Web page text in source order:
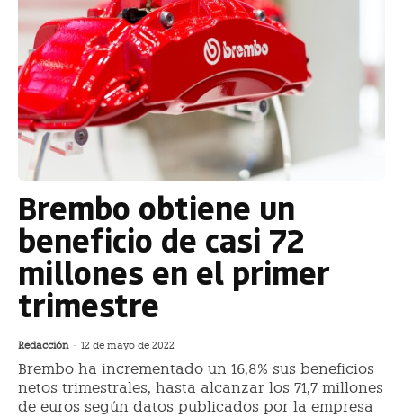
Brembo obtiene un
beneficio de casi 72
millones en el primer
trimestre
Redacción - 12 de mayo de 2022
Brembo ha incrementado un 16,8% sus beneficios
netos trimestrales, hasta alcanzar los 71,7 millones
de euros según datos publicados por la empresa